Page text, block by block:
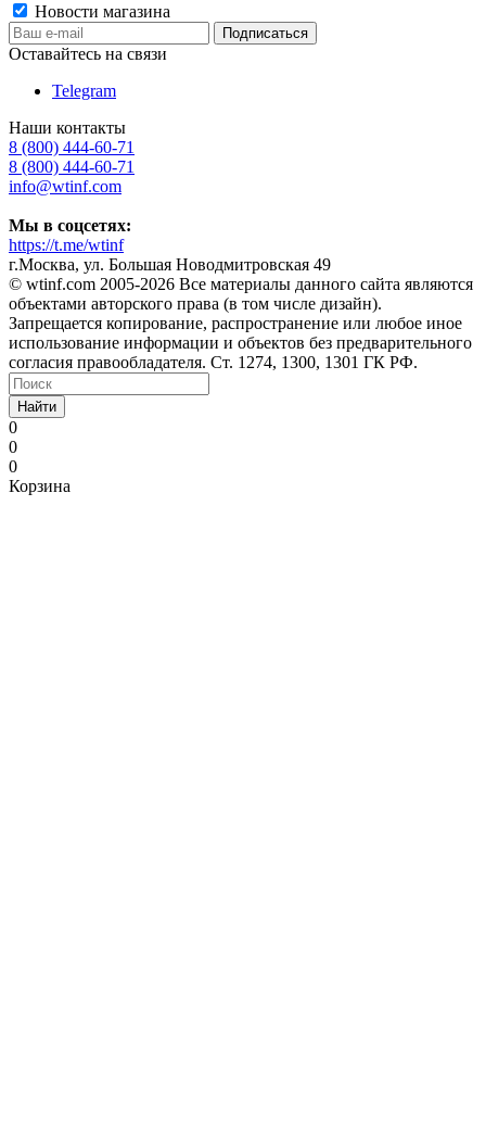
Новости магазина
Оставайтесь на связи
Telegram
Наши контакты
8 (800) 444-60-71
8 (800) 444-60-71
info@wtinf.com
Мы в соцсетях:
https://t.me/wtinf
г.Москва, ул. Большая Новодмитровская 49
©️ wtinf.com 2005-2026 Все материалы данного сайта являются
объектами авторского права (в том числе дизайн).
Запрещается копирование, распространение или любое иное
использование информации и объектов без предварительного
согласия правообладателя. Ст. 1274, 1300, 1301 ГК РФ.
Найти
0
0
0
Корзина